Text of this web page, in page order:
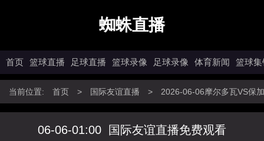
蜘蛛直播
首页 篮球直播 足球直播 篮球录像 足球录像 体育新闻 篮球集
当前位置: 首页 > 国际友谊直播 > 2026-06-06摩尔多瓦VS保
06-06-01:00 国际友谊直播免费观看